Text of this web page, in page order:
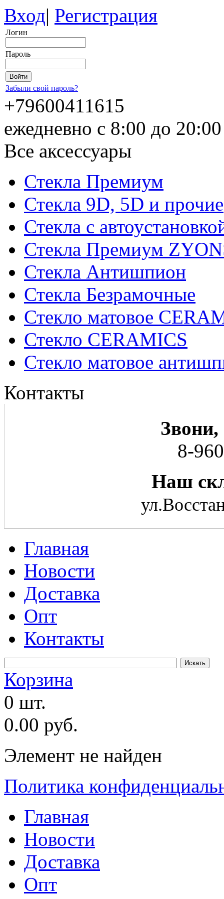
Вход| Регистрация
Логин
Пароль
Забыли свой пароль?
+79600411615
ежедневно с 8:00 до
Все аксессуары
Стекла Премиум
Стекла 9D, 5D и прочие
Стекла с
Стекла Премиум
Стекла Антишпион
Стекла Безрамочные
Стекло матовое
Стекло CERAMICS
Стекло матовое
Контакты
8-
Наш
Главная
Новости
Доставка
Опт
Контакты
Корзина
0 шт.
0.00 руб.
Элемент не найден
Политика
Главная
Новости
Доставка
Опт